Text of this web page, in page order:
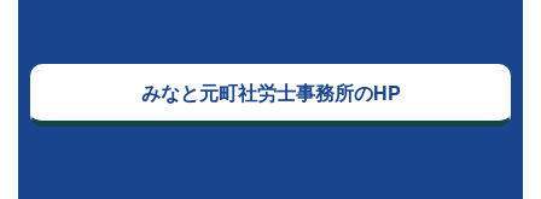
みなと元町社労士事務所のHP